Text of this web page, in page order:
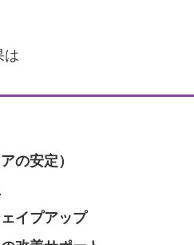
は
の安定）
イプアップ